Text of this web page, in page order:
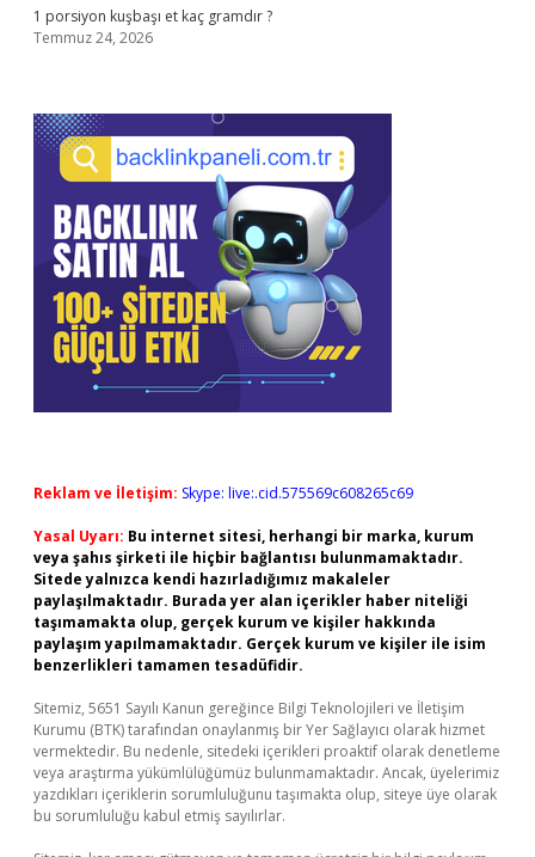
1 porsiyon kuşbaşı et kaç gramdır ?
Temmuz 24, 2026
Reklam ve İletişim: Skype: live:.cid.575569c608265c69
Yasal Uyarı: Bu internet sitesi, herhangi bir marka, kurum
veya şahıs şirketi ile hiçbir bağlantısı bulunmamaktadır.
Sitede yalnızca kendi hazırladığımız makaleler
paylaşılmaktadır. Burada yer alan içerikler haber niteliği
taşımamakta olup, gerçek kurum ve kişiler hakkında
paylaşım yapılmamaktadır. Gerçek kurum ve kişiler ile isim
benzerlikleri tamamen tesadüfidir.
Sitemiz, 5651 Sayılı Kanun gereğince Bilgi Teknolojileri ve İletişim
Kurumu (BTK) tarafından onaylanmış bir Yer Sağlayıcı olarak hizmet
vermektedir. Bu nedenle, sitedeki içerikleri proaktif olarak denetleme
veya araştırma yükümlülüğümüz bulunmamaktadır. Ancak, üyelerimiz
yazdıkları içeriklerin sorumluluğunu taşımakta olup, siteye üye olarak
bu sorumluluğu kabul etmiş sayılırlar.